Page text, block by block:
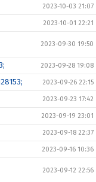
2023-10-03 21:07
2023-10-01 22:21
2023-09-30 19:50
2023-09-28 19:08
2023-09-26 22:15
2023-09-23 17:42
2023-09-19 23:01
2023-09-18 22:37
2023-09-16 10:36
2023-09-12 22:56